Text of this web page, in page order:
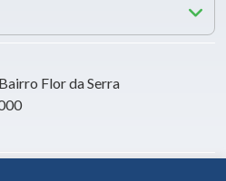
Flor da Serra